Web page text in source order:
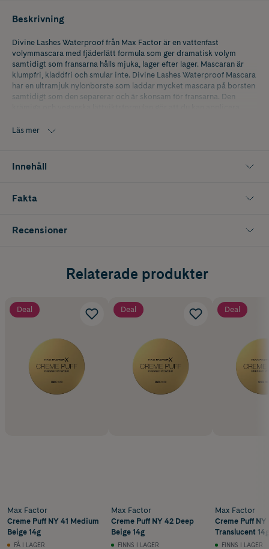
Beskrivning
Divine Lashes Waterproof från Max Factor är en vattenfast
volymmascara med fjäderlätt formula som ger dramatisk volym
samtidigt som fransarna hålls mjuka, lager efter lager. Mascaran är
klumpfri, kladdfri och smular inte. Divine Lashes Waterproof Mascara
har en ultramjuk nylonborste som laddar mycket mascara på borsten
samtidigt som den separerar och är skonsam för fransarna. Den
Läs mer
Innehåll
Fakta
Recensioner
Relaterade produkter
Deal
Max Factor
Creme Puff NY 41 Medium
Beige 14g
FÅ I LAGER
Deal
Max Factor
Creme Puff NY 42 Deep
Beige 14g
FINNS I LAGER
Deal
Max Factor
Creme Puff NY
Translucent 14g
FINNS I LAGER